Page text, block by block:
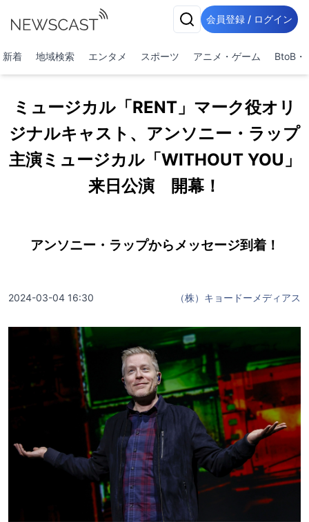
会員登録 / ログイン
新着 地域検索 エンタメ スポーツ アニメ・ゲーム BtoB・
ミュージカル「RENT」マーク役オリ
ジナルキャスト、アンソニー・ラップ
主演ミュージカル「WITHOUT YOU」
来日公演 開幕！
アンソニー・ラップからメッセージ到着！
2024-03-04 16:30 （株）キョードーメディアス